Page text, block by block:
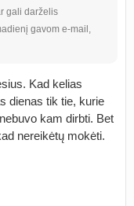
gali darželis
gavom e-mail,
Kad kelias
dienas tik tie, kurie
kam dirbti. Bet
nereikėtų mokėti.